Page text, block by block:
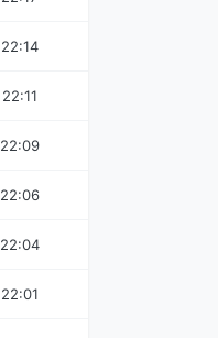
22:14
22:11
22:09
22:06
22:04
22:01